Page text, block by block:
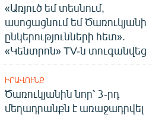
«Առյուծ եմ տեսնում,
ասոցացնում եմ Ծառուկյանի
ընկերությունների հետ».
«Կենտրոն» TV-ն տուգանվեց
ԻՐԱՎՈՒՆՔ
Ծառուկյանին նոր՝ 3-րդ
մեղադրանքն է առաջադրվել